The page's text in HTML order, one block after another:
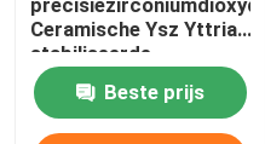
Ceramische Ysz Yttria
stabiliseerde
Ceramische Parels
Ceramische Malende
Bal
Beste prijs